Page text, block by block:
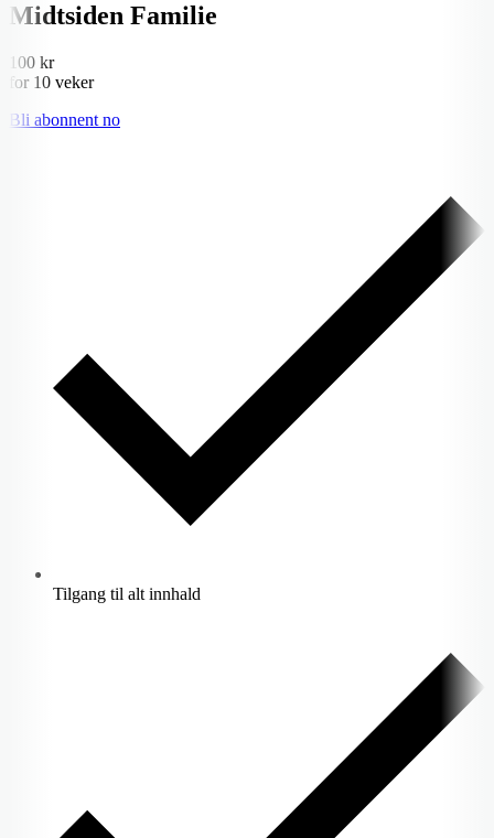
Midtsiden Familie
100 kr
for 10 veker
Bli abonnent no
Tilgang til alt innhald